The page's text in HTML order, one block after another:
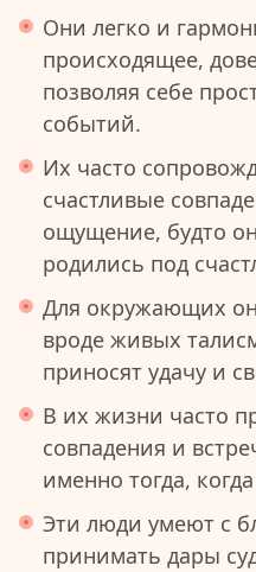
Они легко и
происходящее,
позволяя себе
событий.
Их часто
счастливые
ощущение, будто
родились под
Для окружающих
вроде живых
приносят удачу и
В их жизни часто
совпадения и
именно тогда,
Эти люди умеют с
принимать дары